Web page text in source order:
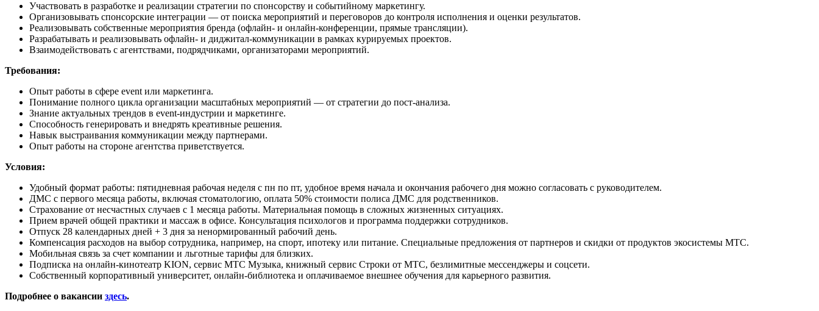
Участвовать в разработке и реализации стратегии по спонсорству и событийному маркетингу.
Организовывать спонсорские интеграции — от поиска мероприятий и переговоров до контроля исполнения и оценки результатов.
Реализовывать собственные мероприятия бренда (офлайн- и онлайн-конференции, прямые трансляции).
Разрабатывать и реализовывать офлайн- и диджитал-коммуникации в рамках курируемых проектов.
Взаимодействовать с агентствами, подрядчиками, организаторами мероприятий.
Требования:
Опыт работы в сфере event или маркетинга.
Понимание полного цикла организации масштабных мероприятий — от стратегии до пост-анализа.
Знание актуальных трендов в event-индустрии и маркетинге.
Способность генерировать и внедрять креативные решения.
Навык выстраивания коммуникации между партнерами.
Опыт работы на стороне агентства приветствуется.
Условия:
Удобный формат работы: пятидневная рабочая неделя с пн по пт, удобное время начала и окончания рабочего дня можно согласовать с руководителем.
ДМС с первого месяца работы, включая стоматологию, оплата 50% стоимости полиса ДМС для родственников.
Страхование от несчастных случаев с 1 месяца работы. Материальная помощь в сложных жизненных ситуациях.
Прием врачей общей практики и массаж в офисе. Консультация психологов и программа поддержки сотрудников.
Отпуск 28 календарных дней + 3 дня за ненормированный рабочий день.
Компенсация расходов на выбор сотрудника, например, на спорт, ипотеку или питание. Специальные предложения от партнеров и скидки от продуктов экосистемы МТС.
Мобильная связь за счет компании и льготные тарифы для близких.
Подписка на онлайн-кинотеатр KION, сервис МТС Музыка, книжный сервис Строки от МТС, безлимитные мессенджеры и соцсети.
Собственный корпоративный университет, онлайн-библиотека и оплачиваемое внешнее обучения для карьерного развития.
Подробнее о вакансии здесь.